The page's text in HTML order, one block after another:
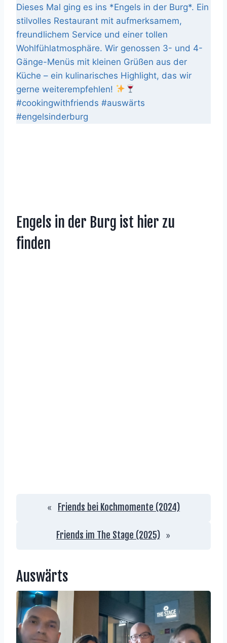
Dieses Mal ging es ins *Engels in der Burg*. Ein
stilvolles Restaurant mit aufmerksamem,
freundlichem Service und einer tollen
Wohlfühlatmosphäre. Wir genossen 3- und 4-
Gänge-Menüs mit kleinen Grüßen aus der
Küche – ein kulinarisches Highlight, das wir
gerne weiterempfehlen!
#cookingwithfriends #auswärts
#engelsinderburg
Engels in der Burg ist hier zu
finden
« Friends bei Kochmomente (2024)
Friends im The Stage (2025) »
Auswärts